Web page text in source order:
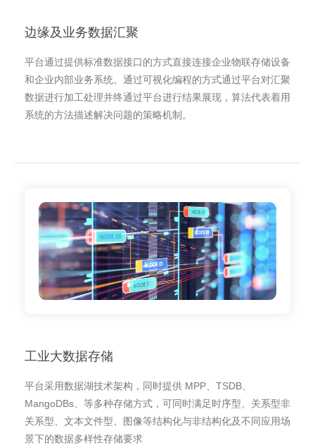
边缘及业务数据汇聚
平台通过提供标准数据接口的方式直接连接企业物联存储设备
和企业内部业务系统。通过可视化编程的方式通过平台对汇聚
数据进行加工处理并终通过平台进行结果展现，算法代表着用
系统的方法描述解决问题的策略机制。
工业大数据存储
平台采用数据湖技术架构，同时提供 MPP、TSDB、
MangoDBs、等多种存储方式，可同时满足时序型、关系型非
关系型、文本文件型、图像等结构化与非结构化及不同应用场
景下的数据多样性存储要求